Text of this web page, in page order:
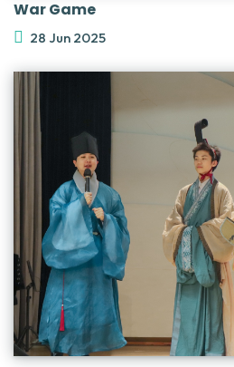
War Game
28 Jun 2025